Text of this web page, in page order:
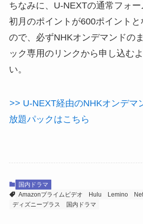
ちなみに、 U-NEXTの通常フォ
初月のポイントが600ポイント
ので、必ずNHKオンデマンドの
ック専用のリンクから申し込む
い。
>> U-NEXT経由のNHKオンデマ
放題パックはこちら
国内ドラマ
Amazonプライムビデオ
Hulu Lemino
ディズニープラス
国内ドラマ